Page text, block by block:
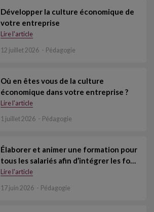
Développer la culture économique de
votre entreprise
Lire l'article
12 juillet 2026 Pédagogie
Où en êtes vous de la culture
économique dans votre entreprise ?
Lire l'article
1 juillet 2026 Pédagogie
Élaborer et animer une formation pour
tous les salariés afin d’intégrer les fo…
Lire l'article
17 juin 2026 Pédagogie